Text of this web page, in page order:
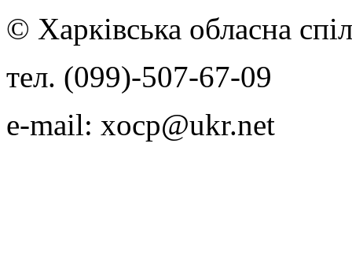
© Харківська обласна
тел. (099)-507-67-09
e-mail: xocp@ukr.net